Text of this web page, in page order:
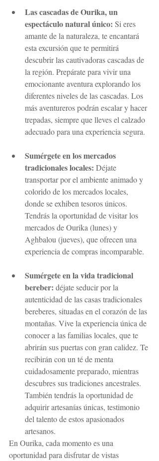
Las cascadas de Ourika, un
espectáculo natural único: Si eres
amante de la naturaleza, te encantará
esta excursión que te permitirá
descubrir las cautivadoras cascadas de
la región. Prepárate para vivir una
emocionante aventura explorando los
diferentes niveles de las cascadas. Los
más aventureros podrán escalar y hacer
trepadas, siempre que lleves el calzado
adecuado para una experiencia segura.
Sumérgete en los mercados
tradicionales locales: Déjate
transportar por el ambiente animado y
colorido de los mercados locales,
donde se exhiben tesoros únicos.
Tendrás la oportunidad de visitar los
mercados de Ourika (lunes) y
Aghbalou (jueves), que ofrecen una
experiencia de compras incomparable.
Sumérgete en la vida tradicional
bereber: déjate seducir por la
autenticidad de las casas tradicionales
bereberes, situadas en el corazón de las
montañas. Vive la experiencia única de
conocer a las familias locales, que te
abrirán sus puertas con gran calidez. Te
recibirán con un té de menta
cuidadosamente preparado, mientras
descubres sus tradiciones ancestrales.
También tendrás la oportunidad de
adquirir artesanías únicas, testimonio
del talento de estos apasionados
artesanos.
En Ourika, cada momento es una
oportunidad para disfrutar de vistas